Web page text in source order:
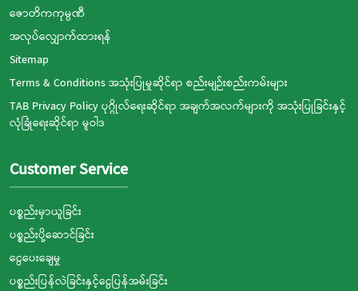
ဇောတိကကုမ္ပဏီ
အလုပ်လျှောက်ထားရန်
Sitemap
Terms & Conditions အသုံးပြုမှုဆိုင်ရာ စည်းမျဉ်းစည်းကမ်းများ
TAB Privacy Policy ပုဂ္ဂိုလ်ရေးဆိုင်ရာ အချက်အလက်များကို အသုံးပြုခြင်းနှင့်
လုံခြုံရေးဆိုင်ရာ မူဝါဒ
Customer Service
ပစ္စည်းမှာယူခြင်း
ပစ္စည်းပို့ဆောင်ခြင်း
ငွေပေးချေမှု
ပစ္စည်းပြန်လဲခြင်းနှင့်ငွေပြန်အမ်းခြင်း